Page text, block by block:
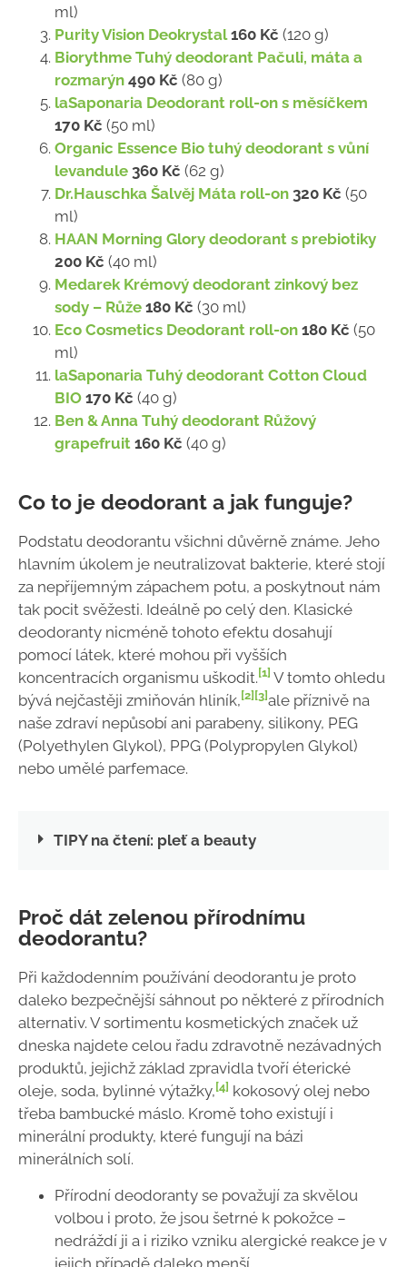
ml)
Purity Vision Deokrystal 160 Kč (120 g)
Biorythme Tuhý deodorant Pačuli, máta a
rozmarýn 490 Kč (80 g)
laSaponaria Deodorant roll-on s měsíčkem
170 Kč (50 ml)
Organic Essence Bio tuhý deodorant s vůní
levandule 360 Kč (62 g)
Dr.Hauschka Šalvěj Máta roll-on 320 Kč (50
ml)
HAAN Morning Glory deodorant s prebiotiky
200 Kč (40 ml)
Medarek Krémový deodorant zinkový bez
sody – Růže 180 Kč (30 ml)
Eco Cosmetics Deodorant roll-on 180 Kč (50
ml)
laSaponaria Tuhý deodorant Cotton Cloud
BIO 170 Kč (40 g)
Ben & Anna Tuhý deodorant Růžový
grapefruit 160 Kč (40 g)
Co to je deodorant a jak funguje?
Podstatu deodorantu všichni důvěrně známe. Jeho
hlavním úkolem je neutralizovat bakterie, které stojí
za nepříjemným zápachem potu, a poskytnout nám
tak pocit svěžesti. Ideálně po celý den. Klasické
deodoranty nicméně tohoto efektu dosahují
pomocí látek, které mohou při vyšších
koncentracích organismu uškodit. [1] V tomto ohledu
bývá nejčastěji zmiňován hliník, [2] [3]ale příznivě na
naše zdraví nepůsobí ani parabeny, silikony, PEG
(Polyethylen Glykol), PPG (Polypropylen Glykol)
nebo umělé parfemace.
TIPY na čtení: pleť a beauty
Proč dát zelenou přírodnímu
deodorantu?
Při každodenním používání deodorantu je proto
daleko bezpečnější sáhnout po některé z přírodních
alternativ. V sortimentu kosmetických značek už
dneska najdete celou řadu zdravotně nezávadných
produktů, jejichž základ zpravidla tvoří éterické
oleje, soda, bylinné výtažky,[4] kokosový olej nebo
třeba bambucké máslo. Kromě toho existují i
minerální produkty, které fungují na bázi
minerálních solí.
Přírodní deodoranty se považují za skvělou
volbou i proto, že jsou šetrné k pokožce –
nedráždí ji a i riziko vzniku alergické reakce je v
jejich případě daleko menší.